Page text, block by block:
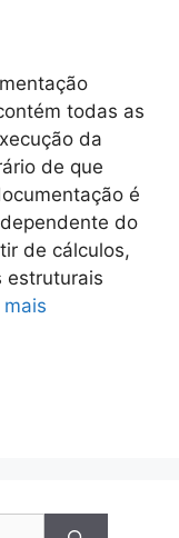
todas as
da
de que
é
do
de cálculos,
estruturais
mais